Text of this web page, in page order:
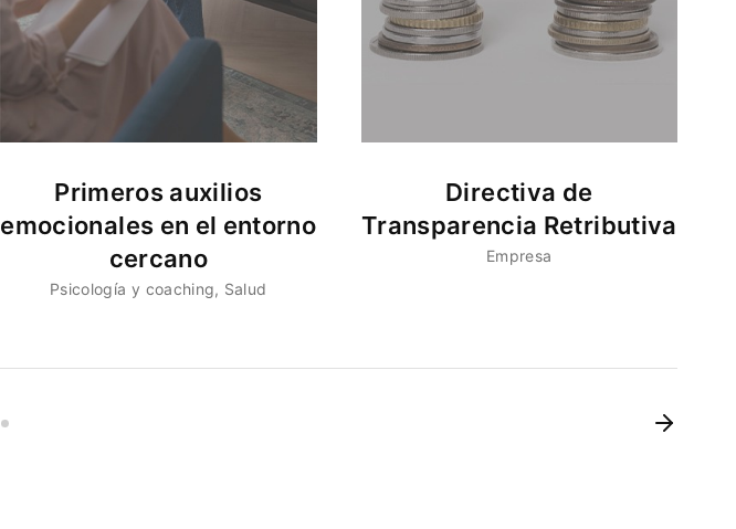
Primeros auxilios
emocionales en el entorno
cercano
Psicología y coaching Salud
Directiva de
Transparencia Retributiva
Empresa